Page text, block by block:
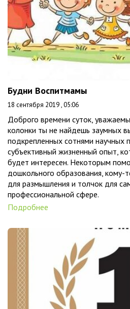
Будни Воспитмамы
18 сентября 2019 , 05:06
Доброго времени суток,
колонки ты не найдешь заумных
подкрепленных сотнями научных
субъективный жизненный опыт,
будет интересен. Некоторым
дошкольного образования,
для размышления и толчок для
профессиональной сфере.
Подробнее